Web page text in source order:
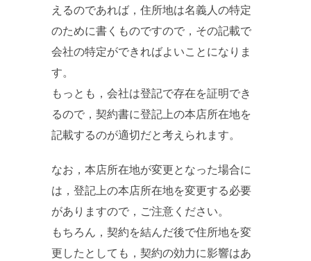
えるのであれば，住所地は名義人の特定
のために書くものですので，その記載で
会社の特定ができればよいことになりま
す。
もっとも，会社は登記で存在を証明でき
るので，契約書に登記上の本店所在地を
記載するのが適切だと考えられます。
なお，本店所在地が変更となった場合に
は，登記上の本店所在地を変更する必要
がありますので，ご注意ください。
もちろん，契約を結んだ後で住所地を変
更したとしても，契約の効力に影響はあ